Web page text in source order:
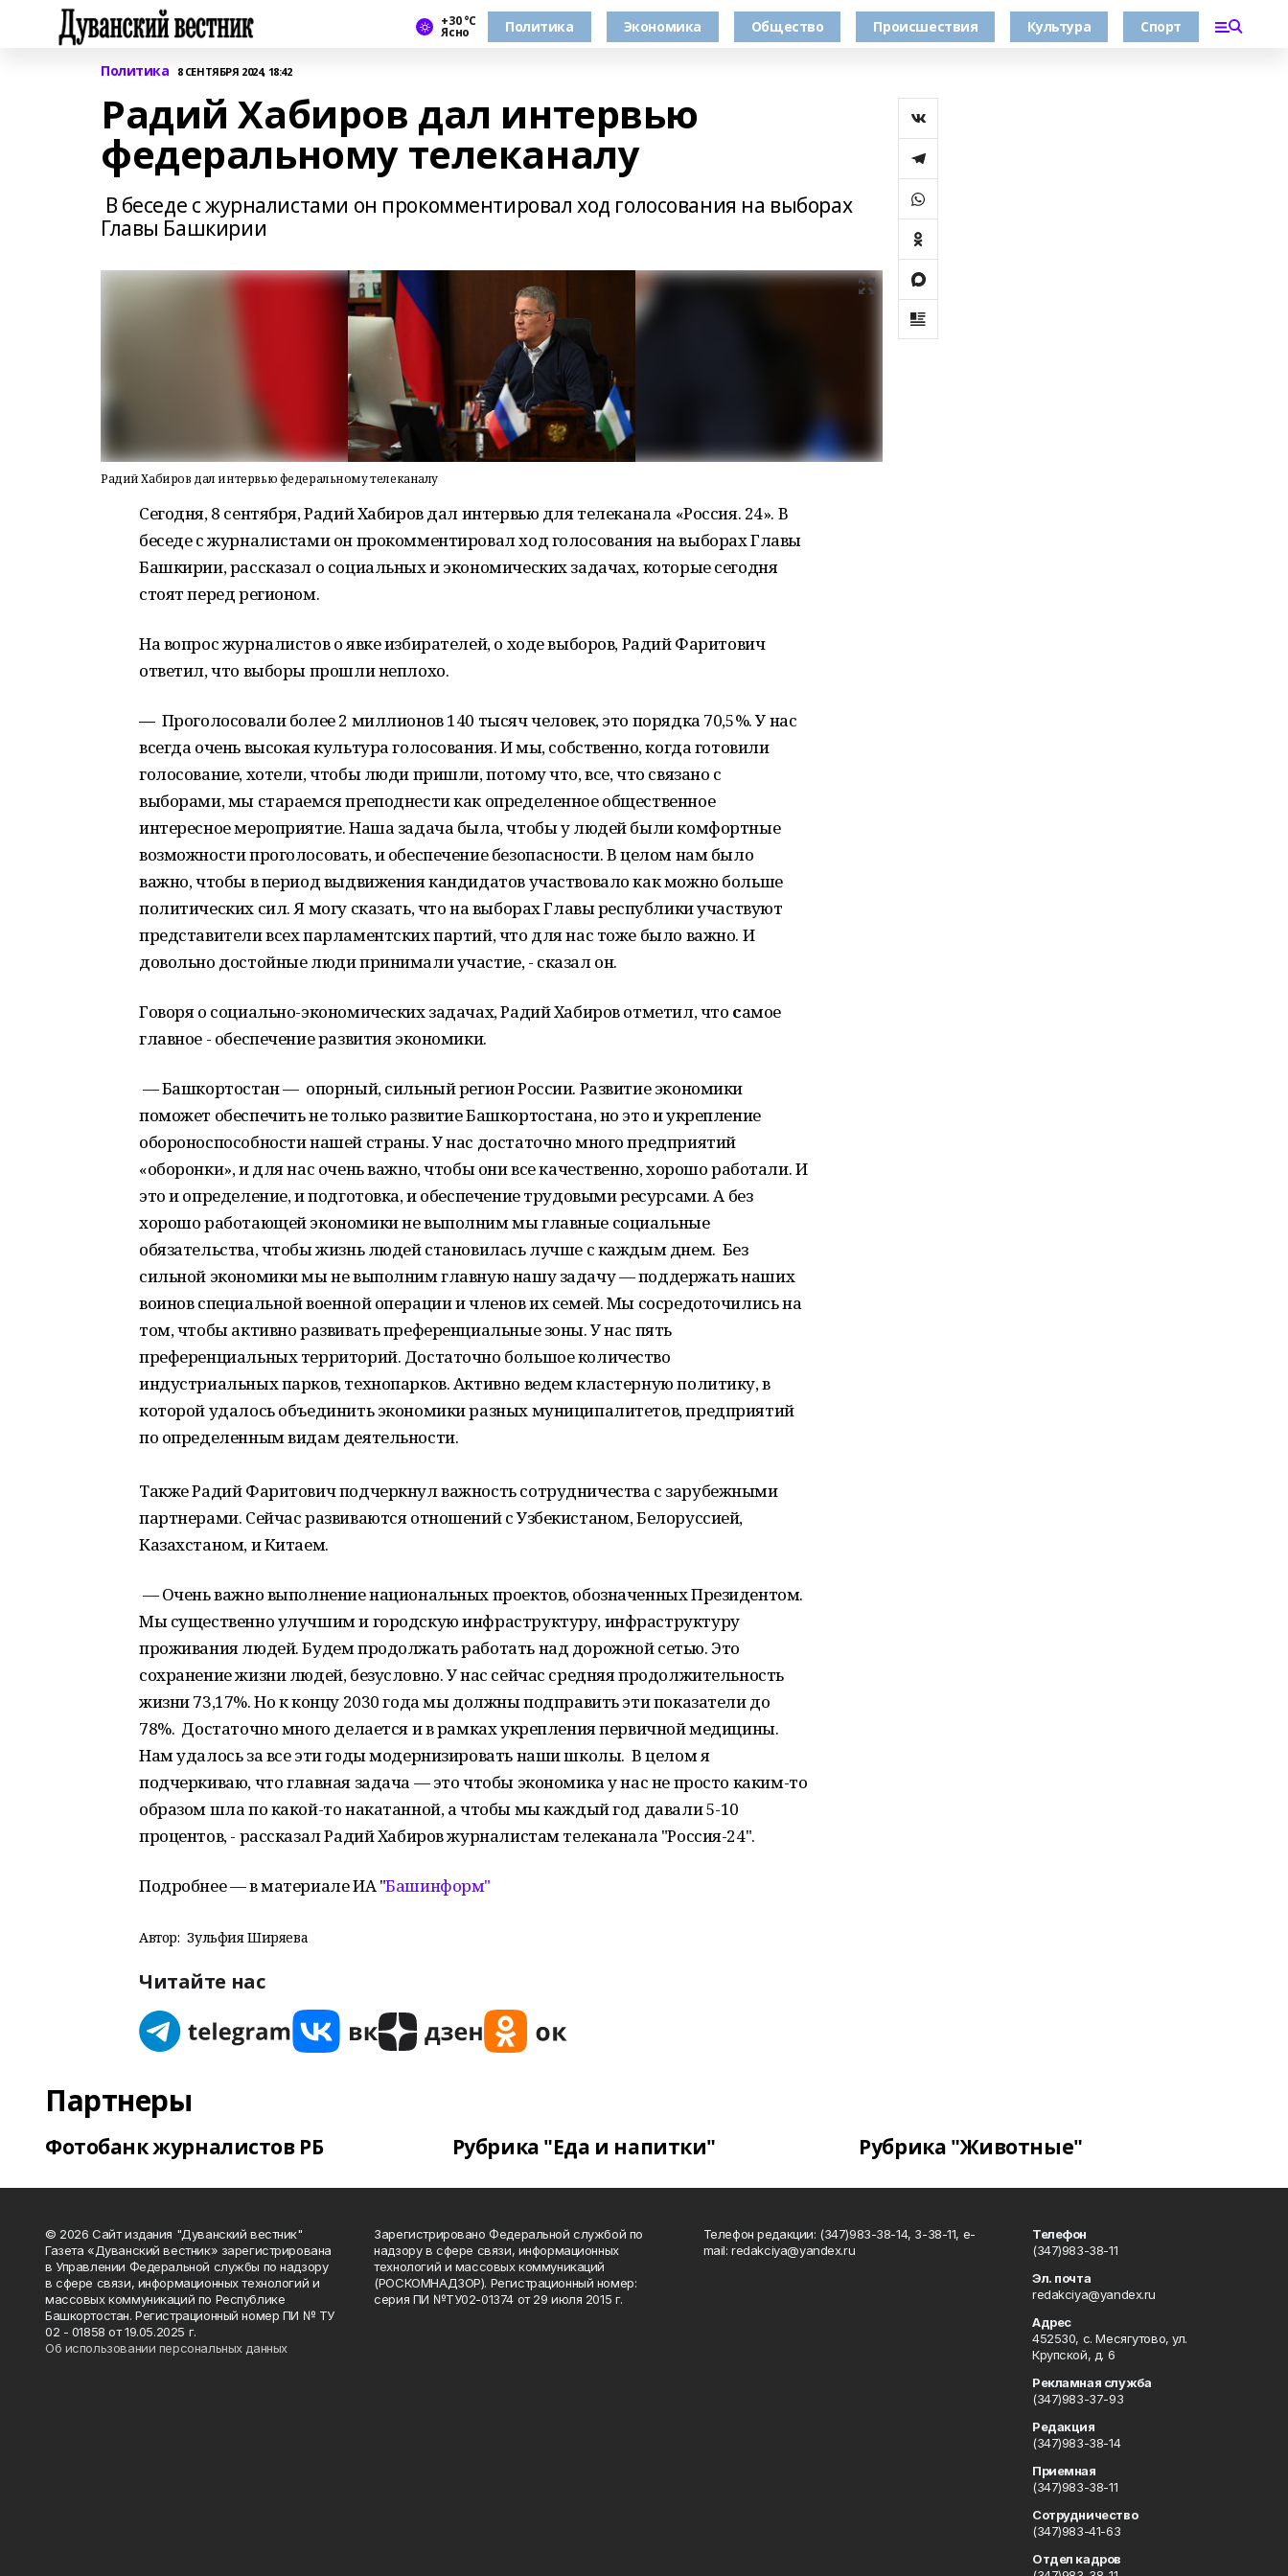
+30 °С
Ясно Политика Экономика Общество Происшествия Культура Спорт
Политика 8 СЕНТЯБРЯ 2024, 18:42
Радий Хабиров дал интервью
федеральному телеканалу
В беседе с журналистами он прокомментировал ход голосования на выборах
Главы Башкирии
Радий Хабиров дал интервью федеральному телеканалу
Сегодня, 8 сентября, Радий Хабиров дал интервью для телеканала «Россия. 24». В
беседе с журналистами он прокомментировал ход голосования на выборах Главы
Башкирии, рассказал о социальных и экономических задачах, которые сегодня
стоят перед регионом.
На вопрос журналистов о явке избирателей, о ходе выборов, Радий Фаритович
ответил, что выборы прошли неплохо.
— Проголосовали более 2 миллионов 140 тысяч человек, это порядка 70,5%. У нас
всегда очень высокая культура голосования. И мы, собственно, когда готовили
голосование, хотели, чтобы люди пришли, потому что, все, что связано с
выборами, мы стараемся преподнести как определенное общественное
интересное мероприятие. Наша задача была, чтобы у людей были комфортные
возможности проголосовать, и обеспечение безопасности. В целом нам было
важно, чтобы в период выдвижения кандидатов участвовало как можно больше
политических сил. Я могу сказать, что на выборах Главы республики участвуют
представители всех парламентских партий, что для нас тоже было важно. И
довольно достойные люди принимали участие, - сказал он.
Говоря о социально-экономических задачах, Радий Хабиров отметил, что самое
главное - обеспечение развития экономики.
— Башкортостан — опорный, сильный регион России. Развитие экономики
поможет обеспечить не только развитие Башкортостана, но это и укрепление
обороноспособности нашей страны. У нас достаточно много предприятий
«оборонки», и для нас очень важно, чтобы они все качественно, хорошо работали. И
это и определение, и подготовка, и обеспечение трудовыми ресурсами. А без
хорошо работающей экономики не выполним мы главные социальные
обязательства, чтобы жизнь людей становилась лучше с каждым днем. Без
сильной экономики мы не выполним главную нашу задачу — поддержать наших
воинов специальной военной операции и членов их семей. Мы сосредоточились на
том, чтобы активно развивать преференциальные зоны. У нас пять
преференциальных территорий. Достаточно большое количество
индустриальных парков, технопарков. Активно ведем кластерную политику, в
которой удалось объединить экономики разных муниципалитетов, предприятий
по определенным видам деятельности.
Также Радий Фаритович подчеркнул важность сотрудничества с зарубежными
партнерами. Сейчас развиваются отношений с Узбекистаном, Белоруссией,
Казахстаном, и Китаем.
— Очень важно выполнение национальных проектов, обозначенных Президентом.
Мы существенно улучшим и городскую инфраструктуру, инфраструктуру
проживания людей. Будем продолжать работать над дорожной сетью. Это
сохранение жизни людей, безусловно. У нас сейчас средняя продолжительность
жизни 73,17%. Но к концу 2030 года мы должны подправить эти показатели до
78%. Достаточно много делается и в рамках укрепления первичной медицины.
Нам удалось за все эти годы модернизировать наши школы. В целом я
подчеркиваю, что главная задача — это чтобы экономика у нас не просто каким-то
образом шла по какой-то накатанной, а чтобы мы каждый год давали 5-10
процентов, - рассказал Радий Хабиров журналистам телеканала "Россия-24".
Подробнее — в материале ИА "Башинформ"
Автор: Зульфия Ширяева
Читайте нас
Партнеры
Фотобанк журналистов РБ Рубрика "Еда и напитки" Рубрика "Животные"
© 2026 Сайт издания "Дуванский вестник"
Газета «Дуванский вестник» зарегистрирована
в Управлении Федеральной службы по надзору
в сфере связи, информационных технологий и
массовых коммуникаций по Республике
Башкортостан. Регистрационный номер ПИ № ТУ
02 - 01858 от 19.05.2025 г.
Об использовании персональных данных
Зарегистрировано Федеральной службой по
надзору в сфере связи, информационных
технологий и массовых коммуникаций
(РОСКОМНАДЗОР). Регистрационный номер:
серия ПИ №ТУ02-01374 от 29 июля 2015 г.
Телефон редакции: (347)983-38-14, 3-38-11, e-
mail: redakciya@yandex.ru
Телефон
(347)983-38-11
Эл. почта
redakciya@yandex.ru
Адрес
452530, с. Месягутово, ул.
Крупской, д. 6
Рекламная служба
(347)983-37-93
Редакция
(347)983-38-14
Приемная
(347)983-38-11
Сотрудничество
(347)983-41-63
Отдел кадров